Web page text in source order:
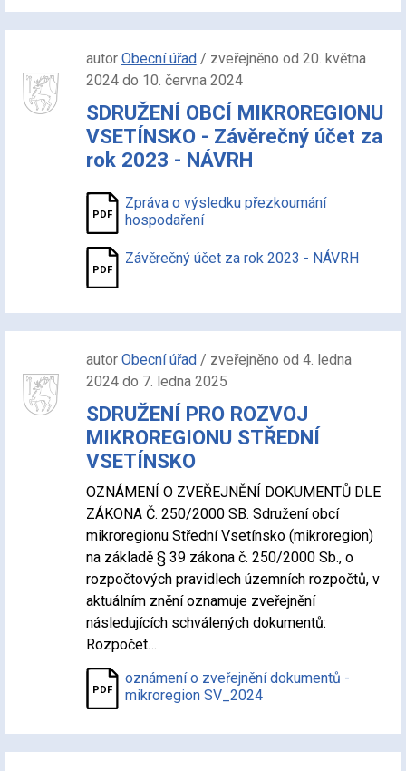
autor Obecní úřad/ zveřejněno od 20. května
2024 do 10. června 2024
SDRUŽENÍ OBCÍ MIKROREGIONU
VSETÍNSKO - Závěrečný účet za
rok 2023 - NÁVRH
Zpráva o výsledku přezkoumání
hospodaření
Závěrečný účet za rok 2023 - NÁVRH
autor Obecní úřad/ zveřejněno od 4. ledna
2024 do 7. ledna 2025
SDRUŽENÍ PRO ROZVOJ
MIKROREGIONU STŘEDNÍ
VSETÍNSKO
OZNÁMENÍ O ZVEŘEJNĚNÍ DOKUMENTŮ DLE
ZÁKONA Č. 250/2000 SB. Sdružení obcí
mikroregionu Střední Vsetínsko (mikroregion)
na základě § 39 zákona č. 250/2000 Sb., o
rozpočtových pravidlech územních rozpočtů, v
aktuálním znění oznamuje zveřejnění
následujících schválených dokumentů:
Rozpočet…
oznámení o zveřejnění dokumentů -
mikroregion SV_2024